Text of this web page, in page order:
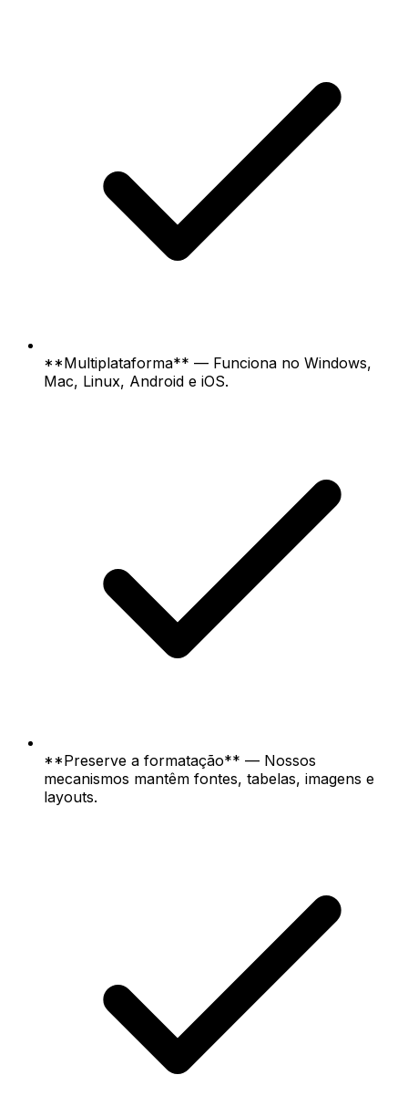
**Multiplataforma** — Funciona no Windows,
Mac, Linux, Android e iOS.
**Preserve a formatação** — Nossos
mecanismos mantêm fontes, tabelas, imagens e
layouts.